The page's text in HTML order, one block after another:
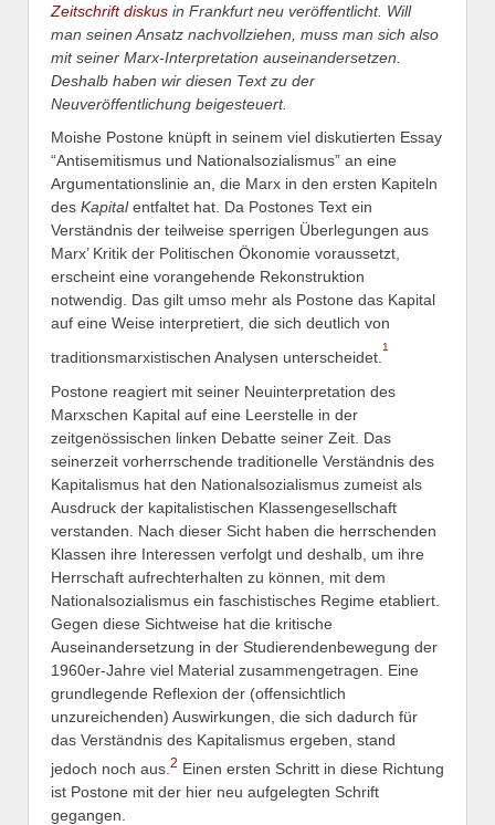
Zeitschrift diskus in Frankfurt neu veröffentlicht. Will
man seinen Ansatz nachvollziehen, muss man sich also
mit seiner Marx-Interpretation auseinandersetzen.
Deshalb haben wir diesen Text zu der
Neuveröffentlichung beigesteuert.
Moishe Postone knüpft in seinem viel diskutierten Essay
“Antisemitismus und Nationalsozialismus” an eine
Argumentationslinie an, die Marx in den ersten Kapiteln
des Kapitalentfaltet hat. Da Postones Text ein
Verständnis der teilweise sperrigen Überlegungen aus
Marx’ Kritik der Politischen Ökonomie voraussetzt,
erscheint eine vorangehende Rekonstruktion
notwendig. Das gilt umso mehr als Postone das Kapital
auf eine Weise interpretiert, die sich deutlich von
traditionsmarxistischen Analysen unterscheidet.
1
Postone reagiert mit seiner Neuinterpretation des
Marxschen Kapital auf eine Leerstelle in der
zeitgenössischen linken Debatte seiner Zeit. Das
seinerzeit vorherrschende traditionelle Verständnis des
Kapitalismus hat den Nationalsozialismus zumeist als
Ausdruck der kapitalistischen Klassengesellschaft
verstanden. Nach dieser Sicht haben die herrschenden
Klassen ihre Interessen verfolgt und deshalb, um ihre
Herrschaft aufrechterhalten zu können, mit dem
Nationalsozialismus ein faschistisches Regime etabliert.
Gegen diese Sichtweise hat die kritische
Auseinandersetzung in der Studierendenbewegung der
1960er-Jahre viel Material zusammengetragen. Eine
grundlegende Reflexion der (offensichtlich
unzureichenden) Auswirkungen, die sich dadurch für
das Verständnis des Kapitalismus ergeben, stand
jedoch noch aus. 2 Einen ersten Schritt in diese Richtung
ist Postone mit der hier neu aufgelegten Schrift
gegangen.